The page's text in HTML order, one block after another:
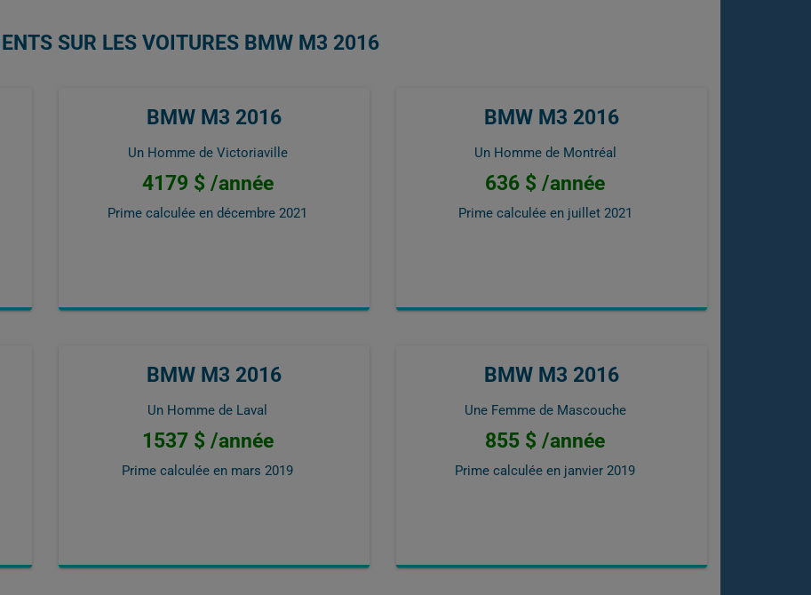
SUR LES VOITURES BMW M3 2016
BMW M3 2016
Un Homme de Victoriaville
4179 $ /année
Prime calculée en décembre 2021
BMW M3 2016
Un Homme de Montréal
636 $ /année
Prime calculée en juillet 2021
BMW M3 2016
Un Homme de Laval
1537 $ /année
Prime calculée en mars 2019
BMW M3 2016
Une Femme de Mascouche
855 $ /année
Prime calculée en janvier 2019